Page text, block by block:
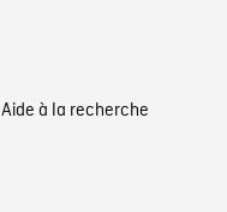
Aide à la recherche